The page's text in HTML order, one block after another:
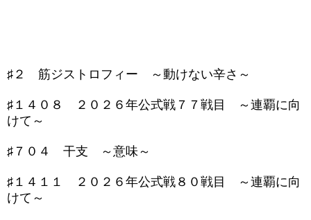
♯２ 筋ジストロフィー ～動けない辛さ～
♯１４０８ ２０２６年公式戦７７戦目 ～連覇に向
けて～
♯７０４ 干支 ～意味～
♯１４１１ ２０２６年公式戦８０戦目 ～連覇に向
けて～